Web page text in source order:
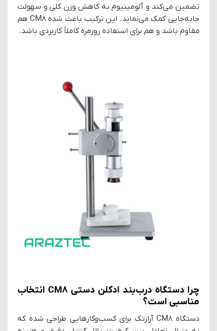
تضمین می‌کند و آلومینیوم به کاهش وزن کلی و سهولت
جابه‌جایی کمک می‌نماید. این ترکیب باعث شده CM8 هم
مقاوم باشد و هم برای استفاده روزمره کاملاً کاربردی باشد.
چرا دستگاه درب‌بند ادکلن دستی CM8 انتخاب
مناسبی است؟
دستگاه CM8 آرازتک برای کسب‌وکارهایی طراحی شده که